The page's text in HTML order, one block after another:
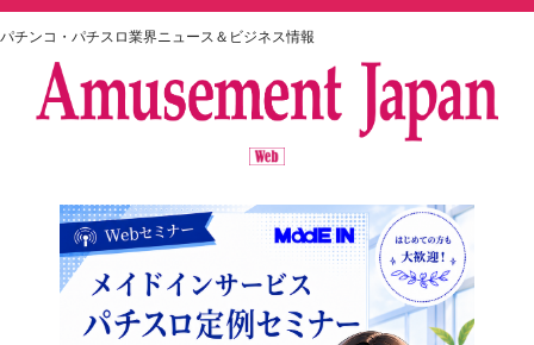
パチンコ・パチスロ業界ニュース＆ビジネス情報